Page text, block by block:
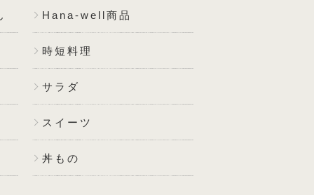
Hana-well商品
時短料理
サラダ
スイーツ
丼もの